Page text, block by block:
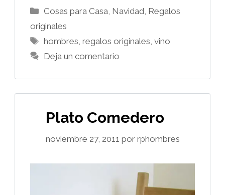
Categorías
Cosas para Casa, Navidad, Regalos
originales
Etiquetas
hombres,regalos originales,vino
Deja un comentario
Plato Comedero
noviembre 27, 2011 por rphombres